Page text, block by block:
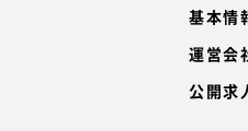
基本情
運営会
公開求